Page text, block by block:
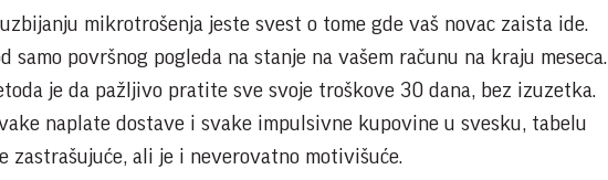
mikrotrošenja jeste svest o tome gde vaš novac zaista ide.
samo površnog pogleda na stanje na vašem računu na kraju meseca.
je da pažljivo pratite sve svoje troškove 30 dana, bez izuzetka.
naplate dostave i svake impulsivne kupovine u svesku, tabelu
zastrašujuće, ali je i neverovatno motivišuće.